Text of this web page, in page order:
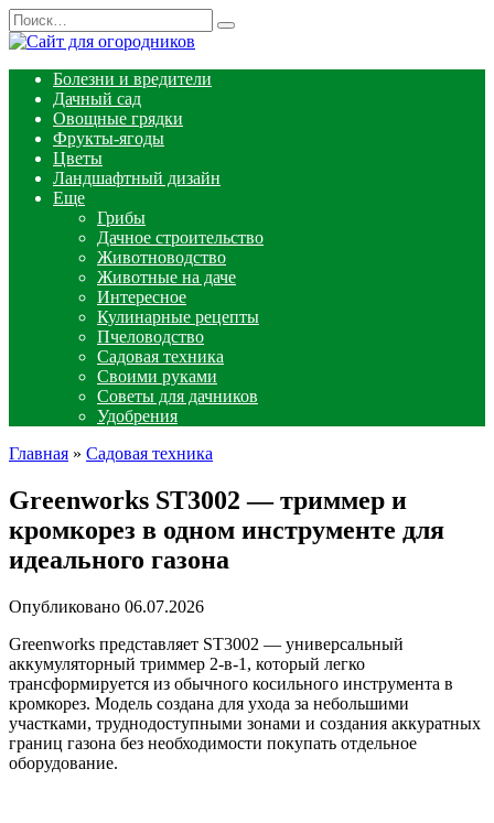
Перейти
к
содержанию
Search
for:
Болезни и вредители
Дачный сад
Овощные грядки
Фрукты-ягоды
Цветы
Ландшафтный дизайн
Еще
Грибы
Дачное строительство
Животноводство
Животные на даче
Интересное
Кулинарные рецепты
Пчеловодство
Садовая техника
Своими руками
Советы для дачников
Удобрения
Главная » Садовая техника
Greenworks ST3002 — триммер и
кромкорез в одном инструменте для
идеального газона
Опубликовано 06.07.2026
Greenworks представляет ST3002 — универсальный
аккумуляторный триммер 2-в-1, который легко
трансформируется из обычного косильного инструмента в
кромкорез. Модель создана для ухода за небольшими
участками, труднодоступными зонами и создания аккуратных
границ газона без необходимости покупать отдельное
оборудование.